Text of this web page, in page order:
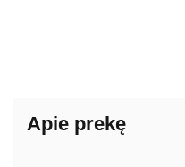
Apie prekę